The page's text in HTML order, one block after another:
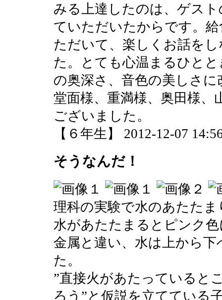
みる上達したのは、ゲス
ていただいたからです。
ただいて、楽しくお話を
た。とても心温まるひと
の奥深さ、音色の美しさ
堂面様、重満様、奥田様
ございました。
【６年生】 2012-12-07
そうなんだ！
理科の実験で水のあたた
水があたたまるとピンク
金属と違い、水は上から
た。
”直接火があたっていると
ろう”と仮説を立てている